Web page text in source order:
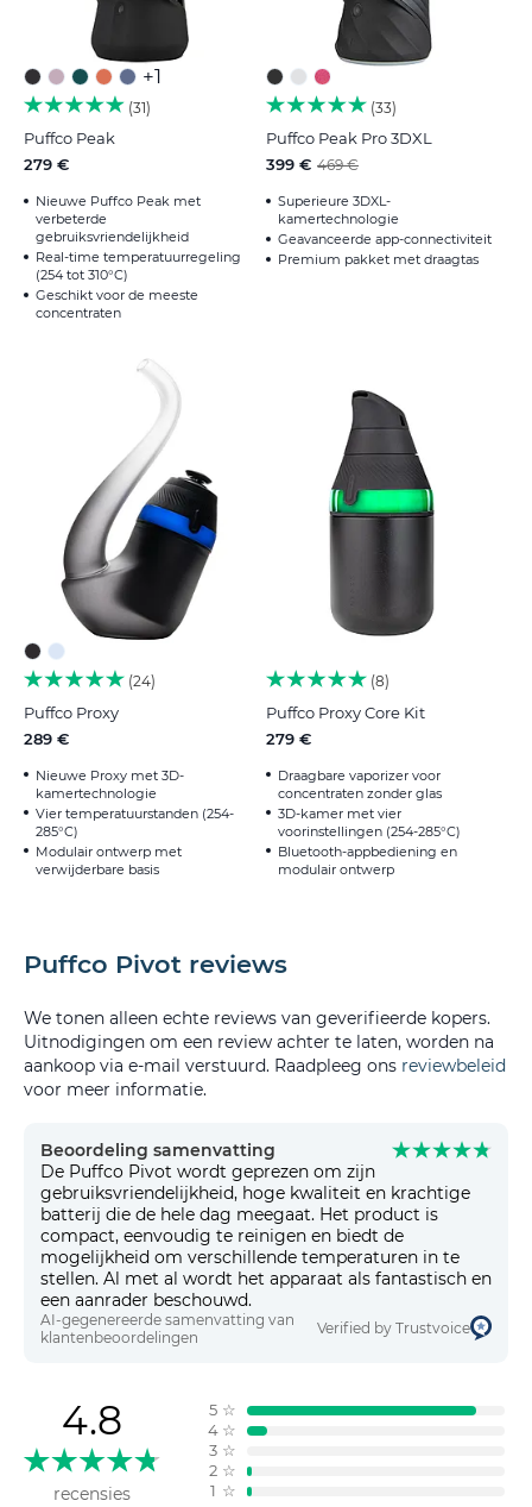
+1
31
Puffco Peak
279 €
Nieuwe Puffco Peak met
verbeterde
gebruiksvriendelijkheid
Real-time temperatuurregeling
(254 tot 310°C)
Geschikt voor de meeste
concentraten
33
Puffco Peak Pro 3DXL
399 € 469 €
Superieure 3DXL-
kamertechnologie
Geavanceerde app-connectiviteit
Premium pakket met draagtas
24
Puffco Proxy
289 €
Nieuwe Proxy met 3D-
kamertechnologie
Vier temperatuurstanden (254-
285°C)
Modulair ontwerp met
verwijderbare basis
8
Puffco Proxy Core Kit
279 €
Draagbare vaporizer voor
concentraten zonder glas
3D-kamer met vier
voorinstellingen (254-285°C)
Bluetooth-appbediening en
modulair ontwerp
Puffco Pivot reviews
We tonen alleen echte reviews van geverifieerde kopers.
Uitnodigingen om een review achter te laten, worden na
aankoop via e-mail verstuurd. Raadpleeg ons reviewbeleid
voor meer informatie.
Beoordeling samenvatting
De Puffco Pivot wordt geprezen om zijn
gebruiksvriendelijkheid, hoge kwaliteit en krachtige
batterij die de hele dag meegaat. Het product is
compact, eenvoudig te reinigen en biedt de
mogelijkheid om verschillende temperaturen in te
stellen. Al met al wordt het apparaat als fantastisch en
een aanrader beschouwd.
AI-gegenereerde samenvatting van
klantenbeoordelingen
Verified by Trustvoice
4.8
recensies
5 ☆
4 ☆
3 ☆
2 ☆
1 ☆